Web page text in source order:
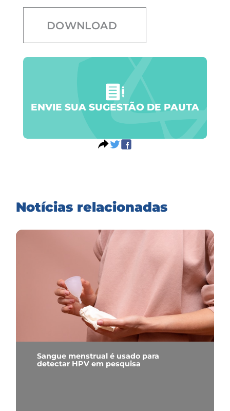
DOWNLOAD
ENVIE SUA SUGESTÃO DE PAUTA
Notícias relacionadas
Sangue menstrual é usado para
detectar HPV em pesquisa